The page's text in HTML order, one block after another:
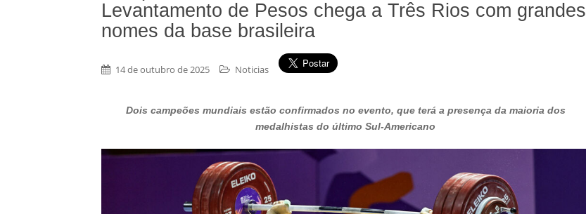
Levantamento de Pesos chega a Três Rios com grandes
nomes da base brasileira
14 de outubro de 2025 Noticias
Dois campeões mundiais estão confirmados no evento, que terá a presença da maioria dos
medalhistas do último Sul-Americano